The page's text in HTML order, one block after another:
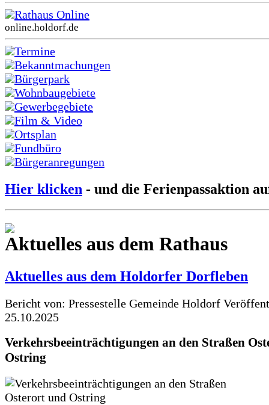
Rathaus Online
online.holdorf.de
Termine
Bekanntmachungen
Bürgerpark
Wohnbaugebiete
Gewerbegebiete
Film & Video
Ortsplan
Fundbüro
Bürgeranregungen
Hier klicken - und die Ferienpassaktion
Aktuelles aus dem Rathaus
Aktuelles aus dem Holdorfer Dorfleben
Bericht von: Pressestelle Gemeinde Holdorf
25.10.2025
Verkehrsbeeinträchtigungen an den Straßen
Ostring